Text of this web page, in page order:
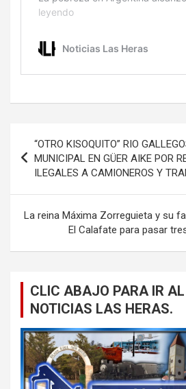
de
entradas
“OTRO KISOQUITO” RIO
MUNICIPAL EN GÜER AIKE POR
ILEGALES A CAMIONEROS Y
La reina Máxima Zorreguieta y su
El Calafate para pasar
CLIC ABAJO PARA IR AL
NOTICIAS LAS HERAS.